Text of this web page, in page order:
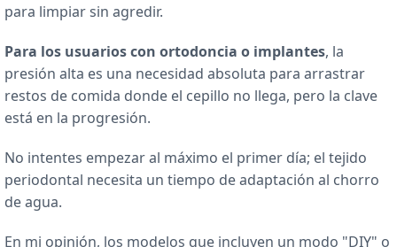
para limpiar sin agredir.
Para los usuarios con ortodoncia o implantes, la
presión alta es una necesidad absoluta para arrastrar
restos de comida donde el cepillo no llega, pero la clave
está en la progresión.
No intentes empezar al máximo el primer día; el tejido
periodontal necesita un tiempo de adaptación al chorro
de agua.
En mi opinión, los modelos que incluyen un modo "DIY" o